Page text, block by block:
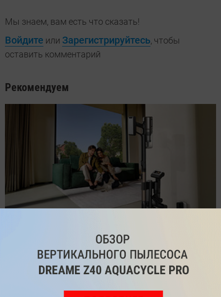
Мы знаем, вам есть что сказать!
Войдите или Зарегистрируйтесь, чтобы
оставить комментарий
Рекомендуем
Обзор вертикального пылесоса Dreame Z40 AquaCycle
Pro: гибкий подход к уборке